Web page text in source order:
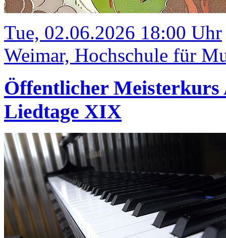
Tue, 02.06.2026 18:00 Uhr
Weimar, Hochschule für
Öffentlicher Meisterkurs
Liedtage XIX